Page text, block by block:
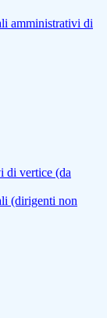
amministrativi di
di vertice (da
(dirigenti non